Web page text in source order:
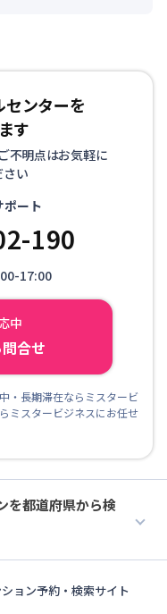
センターを
す
不明点はお気軽に
さい
ポート
190
17:00
中
合せ
・長期滞在ならミスタービ
ミスタービジネスにお任せ
を都道府県から検
ョン予約・検索サイト